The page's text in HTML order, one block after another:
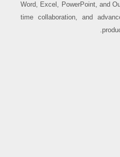
Word, Excel, PowerPoint, and
time collaboration, and